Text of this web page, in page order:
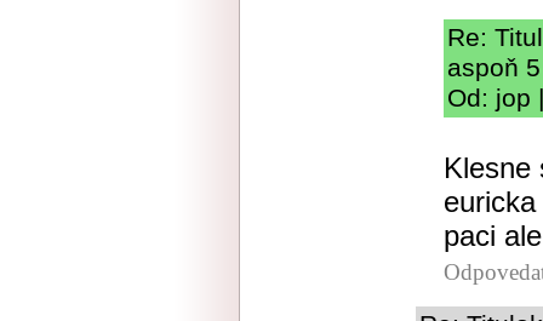
Re:
aspoň
Od: jop
Klesne
paci